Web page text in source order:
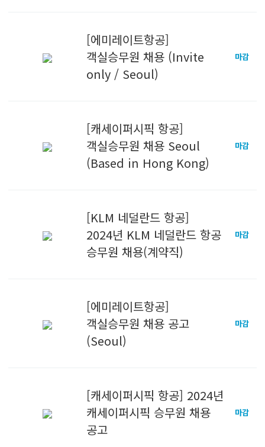
[에미레이트항공]
객실승무원 채용 (Invite
only / Seoul)
마감
[캐세이퍼시픽 항공]
객실승무원 채용 Seoul
(Based in Hong Kong)
마감
[KLM 네덜란드 항공]
2024년 KLM 네덜란드 항공
승무원 채용(계약직)
마감
[에미레이트항공]
객실승무원 채용 공고
(Seoul)
마감
[캐세이퍼시픽 항공] 2024년
캐세이퍼시픽 승무원 채용
공고
마감